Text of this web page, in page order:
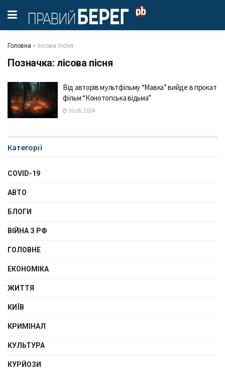
Головна » лісова пісня
Позначка: лісова пісня
Від авторів мультфільму “Мавка” вийде в прокат
фільм “Конотопська відьма”
30.05.2024
Категорії
COVID-19
АВТО
БЛОГИ
ВІЙНА З РФ
ГОЛОВНЕ
ЕКОНОМІКА
ЖИТТЯ
КИЇВ
КРИМІНАЛ
КУЛЬТУРА
КУРЙОЗИ